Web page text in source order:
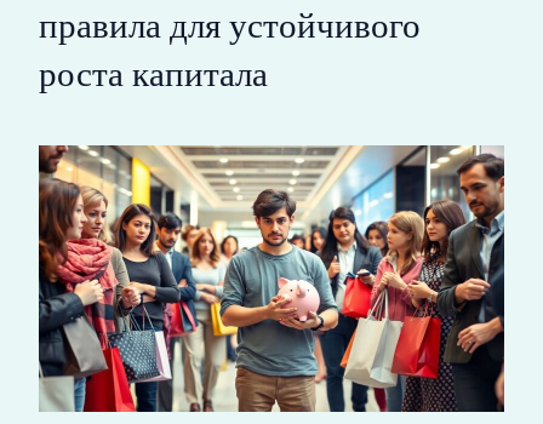
правила для устойчивого
роста капитала